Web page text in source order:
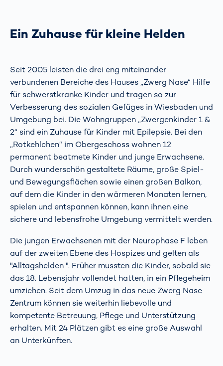
Ein Zuhause für kleine Helden
Seit 2005 leisten die drei eng miteinander
verbundenen Bereiche des Hauses „Zwerg Nase“ Hilfe
für schwerstkranke Kinder und tragen so zur
Verbesserung des sozialen Gefüges in Wiesbaden und
Umgebung bei. Die Wohngruppen „Zwergenkinder 1 &
2“ sind ein Zuhause für Kinder mit Epilepsie. Bei den
„Rotkehlchen“ im Obergeschoss wohnen 12
permanent beatmete Kinder und junge Erwachsene.
Durch wunderschön gestaltete Räume, große Spiel-
und Bewegungsflächen sowie einen großen Balkon,
auf dem die Kinder in den wärmeren Monaten lernen,
spielen und entspannen können, kann ihnen eine
sichere und lebensfrohe Umgebung vermittelt werden.
Die jungen Erwachsenen mit der Neurophase F leben
auf der zweiten Ebene des Hospizes und gelten als
"Alltagshelden ". Früher mussten die Kinder, sobald sie
das 18. Lebensjahr vollendet hatten, in ein Pflegeheim
umziehen. Seit dem Umzug in das neue Zwerg Nase
Zentrum können sie weiterhin liebevolle und
kompetente Betreuung, Pflege und Unterstützung
erhalten. Mit 24 Plätzen gibt es eine große Auswahl
an Unterkünften.